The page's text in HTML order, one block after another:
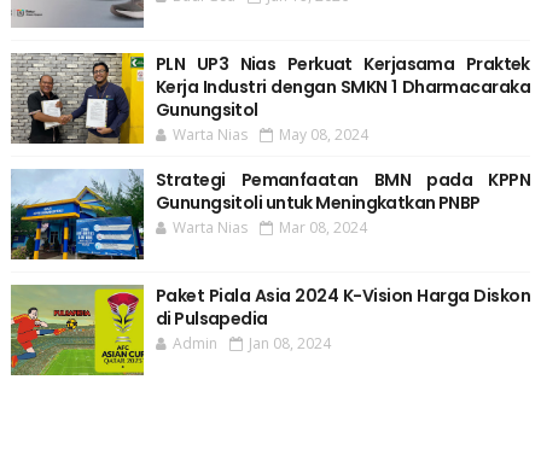
PLN UP3 Nias Perkuat Kerjasama Praktek
Kerja Industri dengan SMKN 1 Dharmacaraka
Gunungsitol
Warta Nias May 08, 2024
Strategi Pemanfaatan BMN pada KPPN
Gunungsitoli untuk Meningkatkan PNBP
Warta Nias Mar 08, 2024
Paket Piala Asia 2024 K-Vision Harga Diskon
di Pulsapedia
Admin Jan 08, 2024